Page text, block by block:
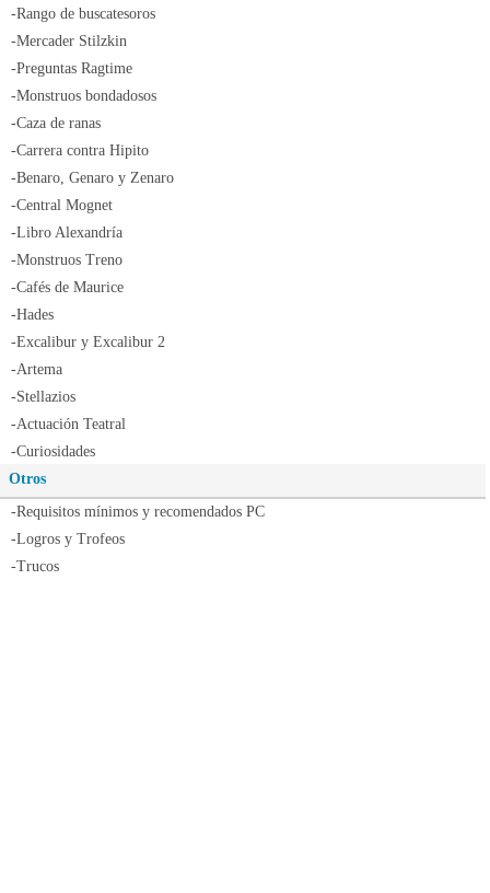
-Rango de buscatesoros
-Mercader Stilzkin
-Preguntas Ragtime
-Monstruos bondadosos
-Caza de ranas
-Carrera contra Hipito
-Benaro, Genaro y Zenaro
-Central Mognet
-Libro Alexandría
-Monstruos Treno
-Cafés de Maurice
-Hades
-Excalibur y Excalibur 2
-Artema
-Stellazios
-Actuación Teatral
-Curiosidades
Otros
-Requisitos mínimos y recomendados PC
-Logros y Trofeos
-Trucos